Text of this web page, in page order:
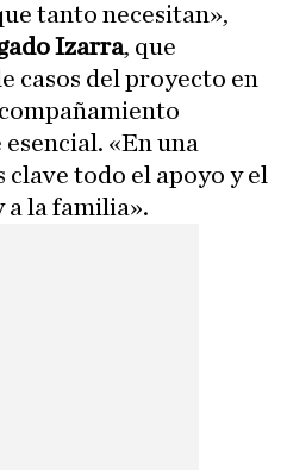
tanto necesitan»,
Izarra, que
casos del proyecto en
«En una
todo el apoyo y el
a la familia».